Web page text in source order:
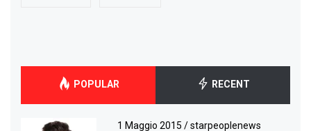
POPULAR RECENT
1 Maggio 2015/ starpeoplenews